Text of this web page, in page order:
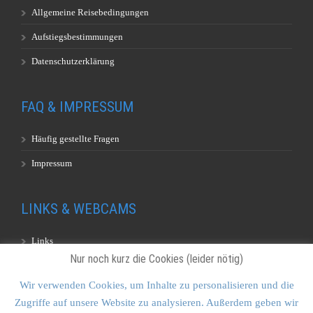
Allgemeine Reisebedingungen
Aufstiegsbestimmungen
Datenschutzerklärung
FAQ & IMPRESSUM
Häufig gestellte Fragen
Impressum
LINKS & WEBCAMS
Links
Nur noch kurz die Cookies (leider nötig)
Wir verwenden Cookies, um Inhalte zu personalisieren und die
Zugriffe auf unsere Website zu analysieren. Außerdem geben wir